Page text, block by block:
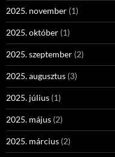
2025. november (1)
2025. október (1)
2025. szeptember (2)
2025. augusztus (3)
2025. július (1)
2025. május (2)
2025. március (2)